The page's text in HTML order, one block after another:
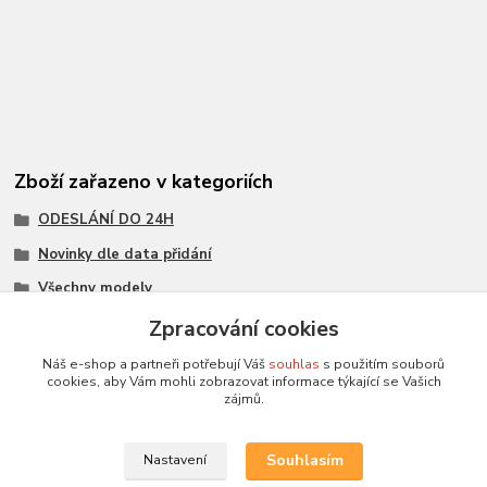
Zboží zařazeno v kategoriích
ODESLÁNÍ DO 24H
Novinky dle data přidání
Všechny modely
měřítko 1:43
DUBEN 2026
Zpracování cookies
Náš e-shop a partneři potřebují Váš souhlas s použitím souborů
cookies, aby Vám mohli zobrazovat informace týkající se Vašich
zájmů.
Nastavení Souhlasím